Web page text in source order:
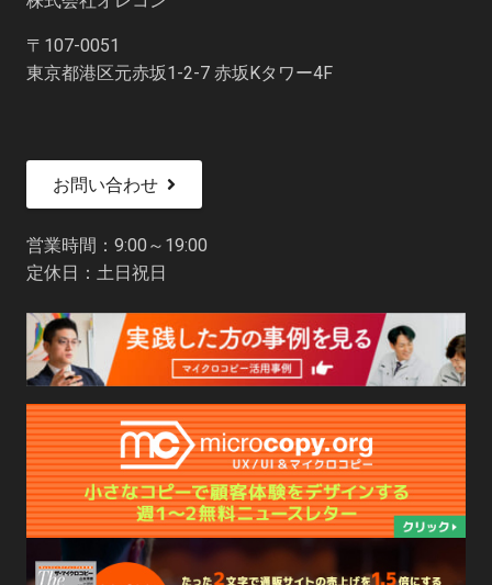
〒107-0051
東京都港区元赤坂1-2-7 赤坂Kタワー4F
お問い合わせ
営業時間：9:00～19:00
定休日：土日祝日